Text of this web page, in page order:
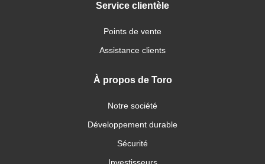
Service clientèle
Points de vente
Assistance clients
À propos de Toro
Notre société
Développement durable
Sécurité